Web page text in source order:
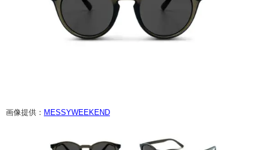
画像提供： MESSYWEEKEND